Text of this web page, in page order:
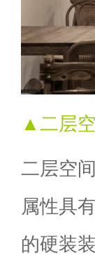
▲二层
二层空
属性具
的硬装